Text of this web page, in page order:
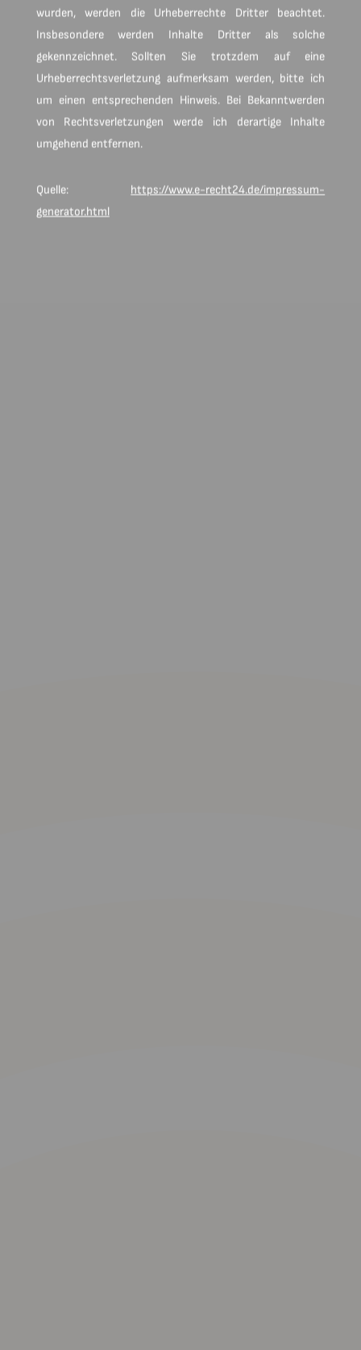
wurden, werden die Urheberrechte Dritter beachtet.
Insbesondere werden Inhalte Dritter als solche
gekennzeichnet. Sollten Sie trotzdem auf eine
Urheberrechtsverletzung aufmerksam werden, bitte ich
um einen entsprechenden Hinweis. Bei Bekanntwerden
von Rechtsverletzungen werde ich derartige Inhalte
umgehend entfernen.
Quelle: https://www.e-recht24.de/impressum-
generator.html